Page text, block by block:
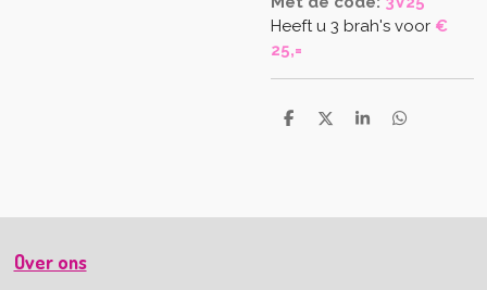
Heeft u 3 brah's voor €
25,=
D
D
S
D
Over ons